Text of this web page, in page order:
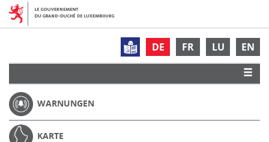
DE FR LU EN
WARNUNGEN
KARTE